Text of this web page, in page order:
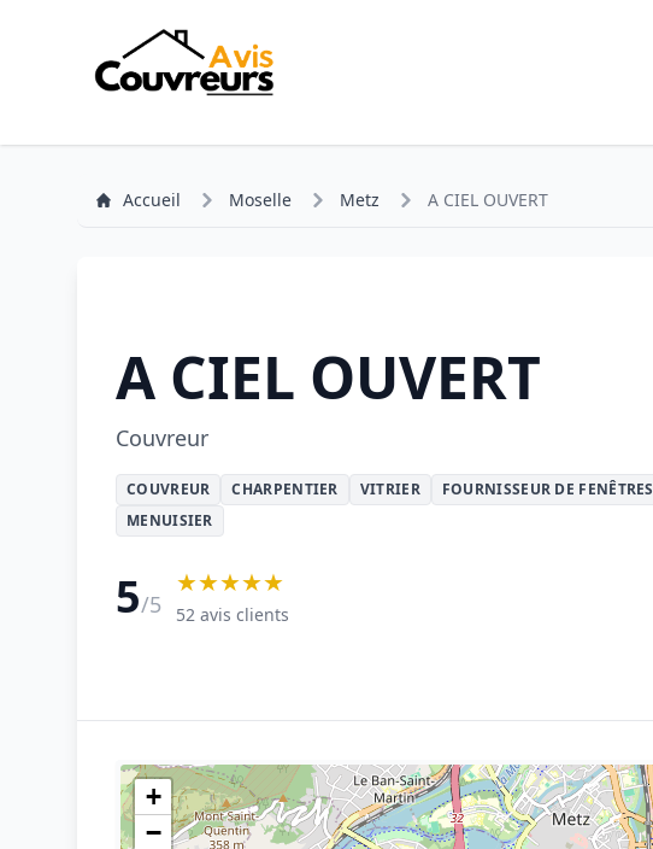
Accueil Moselle Metz A CIEL OUVERT
A CIEL OUVERT
Couvreur
COUVREUR CHARPENTIER VITRIER
FOURNISSEUR DE FENÊTRES
MENUISIER
5/5
★★★★★
52 avis clients
+
−